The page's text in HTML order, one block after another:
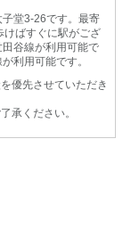
堂3-26です。最寄
けばすぐに駅がござ
谷線が利用可能で
利用可能です。
優先させていただき
承ください。